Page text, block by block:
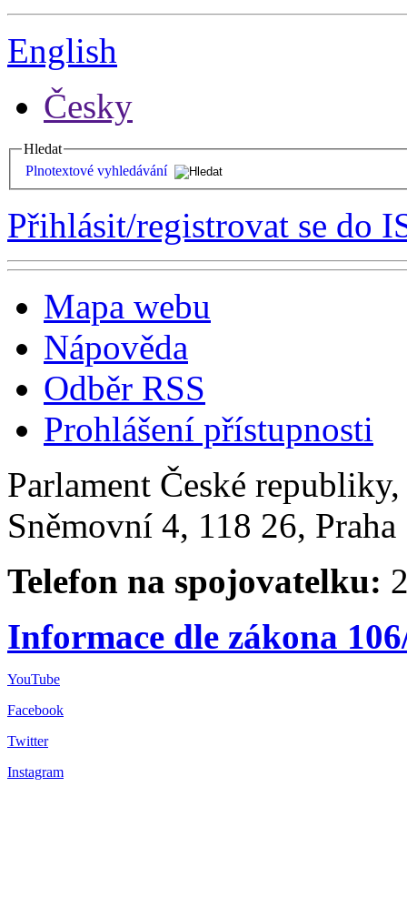
English
Česky
Hledat
Plnotextové vyhledávání
Přihlásit/registrovat se do
Mapa webu
Nápověda
Odběr RSS
Prohlášení přístupnosti
Parlament České
Sněmovní 4, 118 26,
Telefon na spojovatelku:
Informace dle zákona
YouTube
Facebook
Twitter
Instagram